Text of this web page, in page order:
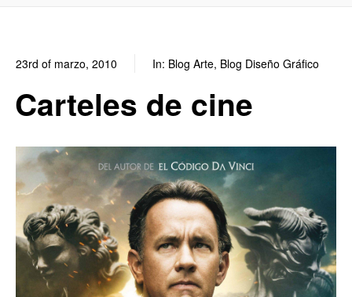
23rd of marzo, 2010 In: Blog Arte, Blog Diseño Gráfico
Carteles de cine